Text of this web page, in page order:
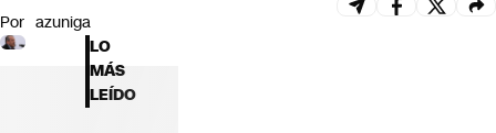
Por azuniga
LO
MÁS
LEÍDO